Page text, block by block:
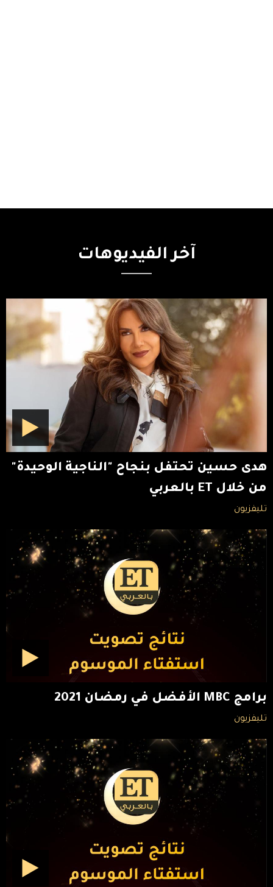
آخر الفيديوهات
هدى حسين تحتفل بنجاح "الناجية الوحيدة"
من خلال ET بالعربي
تليفزيون
برامج MBC الأفضل في رمضان 2021
تليفزيون